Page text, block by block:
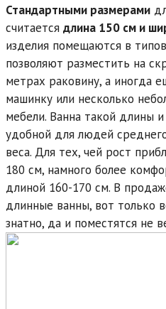
Стандартными размерами
считается длина 150 см и
изделия помещаются в
позволяют разместить на
метрах раковину, а иногда
машинку или несколько
мебели. Ванна такой длины
удобной для людей
веса. Для тех, чей рост
180 см, намного более
длиной 160-170 см. В
длинные ванны, вот только
знатно, да и поместятся не